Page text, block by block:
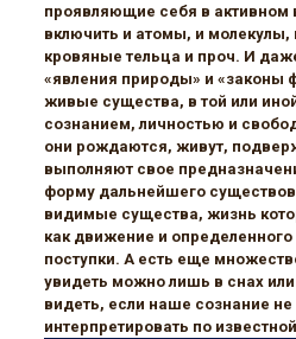
проявляющие себя в активном
включить и атомы, и молекулы,
кровяные тельца и проч. И
«явления природы» и «законы
живые существа, в той или
сознанием, личностью и
они рождаются, живут,
выполняют свое
форму дальнейшего
видимые существа, жизнь
как движение и
поступки. А есть еще
увидеть можно лишь в снах
видеть, если наше сознание не
интерпретировать по